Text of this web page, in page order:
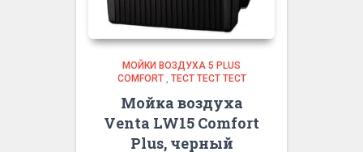
МОЙКИ ВОЗДУХА 5 PLUS
COMFORT, ТЕСТ ТЕСТ ТЕСТ
Мойка воздуха
Venta LW15 Comfort
Plus, черный